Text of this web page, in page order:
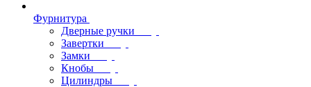
Фурнитура
Дверные ручки
Завертки
Замки
Кнобы
Цилиндры